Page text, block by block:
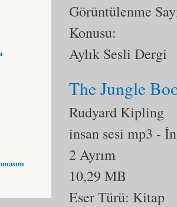
Görüntülenme
Konusu:
Aylık Sesli Dergi
The Jungle
Rudyard Kipling
insan sesi mp3 -
2 Ayrım
10,29 MB
Eser Türü: Kitap